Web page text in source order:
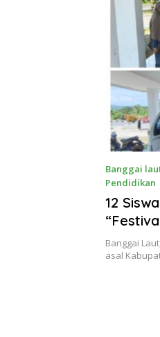
Kompetitif
Banggai
Pendidikan
November
12
Provinsi
Banggai
asal